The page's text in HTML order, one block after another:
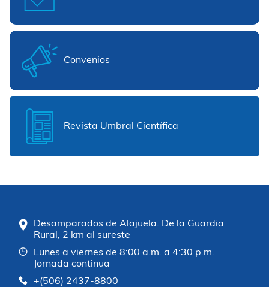
Convenios
Revista Umbral Científica
Desamparados de Alajuela. De la Guardia
Rural, 2 km al sureste
Lunes a viernes de 8:00 a.m. a 4:30 p.m.
Jornada continua
+(506) 2437-8800